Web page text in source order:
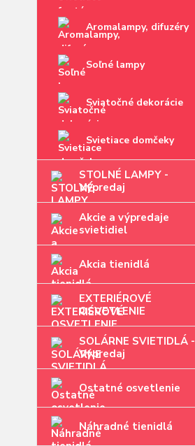
Aromalampy, difuzéry
Soľné lampy
Sviatočné dekorácie
Svietiace domčeky
STOLNÉ LAMPY -
Výpredaj
Akcie a výpredaje
svietidiel
Akcia tienidlá
EXTERIÉROVÉ
OSVETLENIE
SOLÁRNE SVIETIDLÁ -
Výpredaj
Ostatné osvetlenie
Náhradné tienidlá